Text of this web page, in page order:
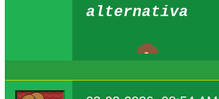
alternativa